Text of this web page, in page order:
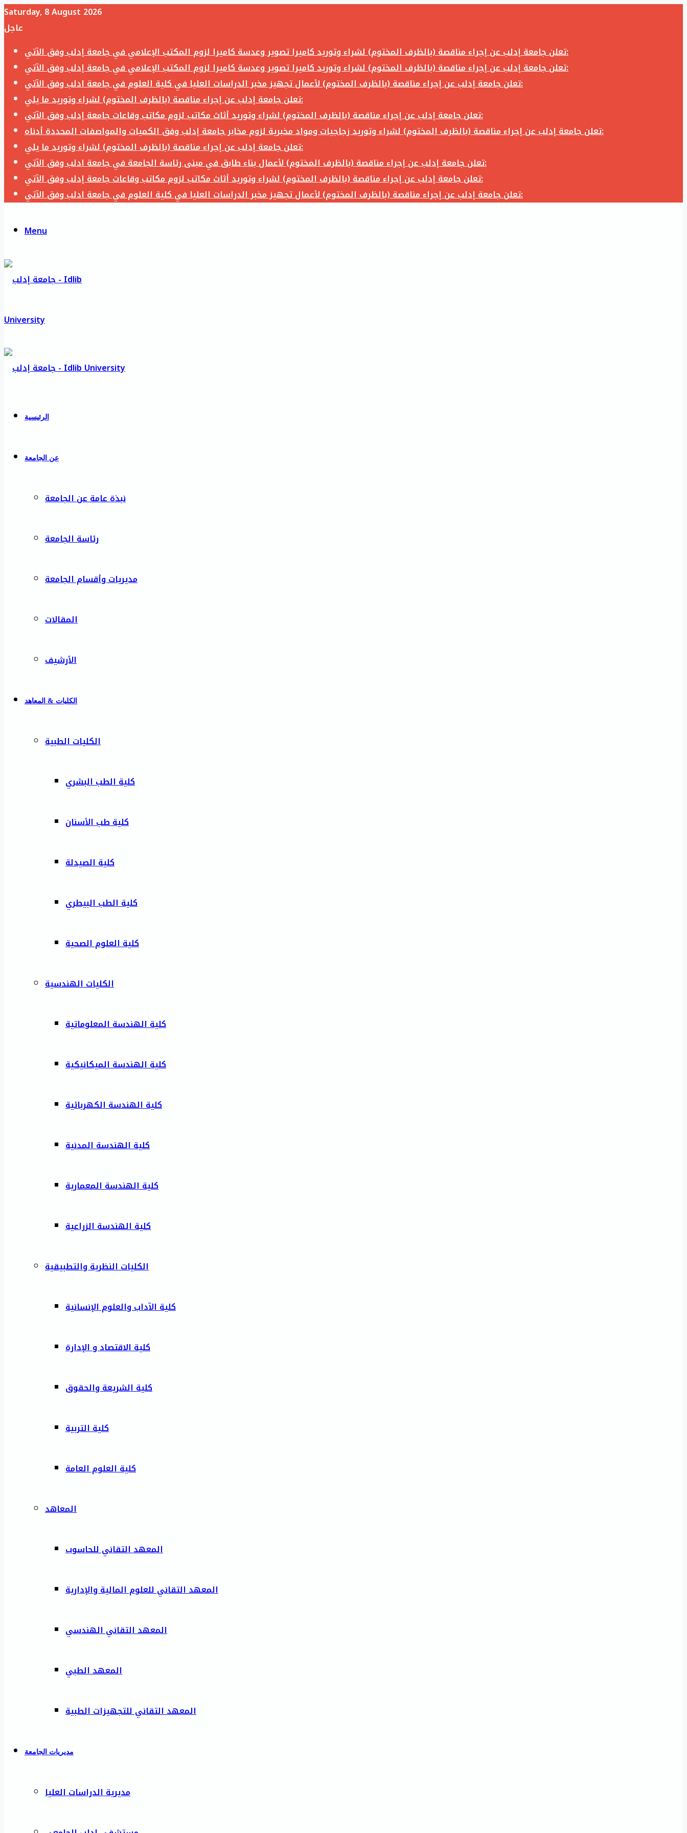
Saturday, 8 August 2026
عاجل
تعلن جامعة إدلب عن إجراء مناقصة (بالظرف المختوم) لشراء وتوريد كاميرا تصوير وعدسة كاميرا لزوم المكتب الإعلامي في جامعة إدلب وفق الآتي:
تعلن جامعة إدلب عن إجراء مناقصة (بالظرف المختوم) لشراء وتوريد كاميرا تصوير وعدسة كاميرا لزوم المكتب الإعلامي في جامعة إدلب وفق الآتي:
تعلن جامعة إدلب عن إجراء مناقصة (بالظرف المختوم) لأعمال تجهيز مخبر الدراسات العليا في كلية العلوم في جامعة ادلب وفق الآتي:
تعلن جامعة إدلب عن إجراء مناقصة (بالظرف المختوم) لشراء وتوريد ما يلي:
تعلن جامعة إدلب عن إجراء مناقصة (بالظرف المختوم) لشراء وتوريد أثاث مكاتب لزوم مكاتب وقاعات جامعة إدلب وفق الآتي:
تعلن جامعة إدلب عن إجراء مناقصة (بالظرف المختوم) لشراء وتوريد زجاجيات ومواد مخبرية لزوم مخابر جامعة إدلب وفق الكميات والمواصفات المحددة أدناه:
تعلن جامعة إدلب عن إجراء مناقصة (بالظرف المختوم) لشراء وتوريد ما يلي:
تعلن جامعة إدلب عن إجراء مناقصة (بالظرف المختوم) لأعمال بناء طابق في مبنى رئاسة الجامعة في جامعة ادلب وفق الآتي:
تعلن جامعة إدلب عن إجراء مناقصة (بالظرف المختوم) لشراء وتوريد أثاث مكاتب لزوم مكاتب وقاعات جامعة إدلب وفق الآتي:
تعلن جامعة إدلب عن إجراء مناقصة (بالظرف المختوم) لأعمال تجهيز مخبر الدراسات العليا في كلية العلوم في جامعة ادلب وفق الآتي:
Menu
الرئيسية
عن الجامعة
نبذة عامة عن الجامعة
رئاسة الجامعة
مديريات وأقسام الجامعة
المقالات
الأرشيف
الكليات & المعاهد
الكليات الطبية
كلية الطب البشري
كلية طب الأسنان
كلية الصيدلة
كلية الطب البيطري
كلية العلوم الصحية
الكليات الهندسية
كلية الهندسة المعلوماتية
كلية الهندسة الميكانيكية
كلية الهندسة الكهربائية
كلية الهندسة المدنية
كلية الهندسة المعمارية
كلية الهندسة الزراعية
الكليات النظرية والتطبيقية
كلية الآداب والعلوم الإنسانية
كلية الاقتصاد و الإدارة
كلية الشريعة والحقوق
كلية التربية
كلية العلوم العامة
المعاهد
المعهد التقاني للحاسوب
المعهد التقاني للعلوم المالية والإدارية
المعهد التقاني الهندسي
المعهد الطبي
المعهد التقاني للتجهيزات الطبية
مديريات الجامعة
مديرية الدراسات العليا